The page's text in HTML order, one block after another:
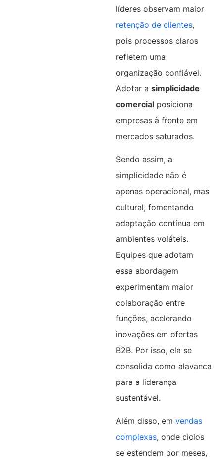
líderes observam maior
retenção de clientes,
pois processos claros
refletem uma
organização confiável.
Adotar a simplicidade
comercialposiciona
empresas à frente em
mercados saturados.
Sendo assim, a
simplicidade não é
apenas operacional, mas
cultural, fomentando
adaptação contínua em
ambientes voláteis.
Equipes que adotam
essa abordagem
experimentam maior
colaboração entre
funções, acelerando
inovações em ofertas
B2B. Por isso, ela se
consolida como alavanca
para a liderança
sustentável.
Além disso, em vendas
complexas, onde ciclos
se estendem por meses,